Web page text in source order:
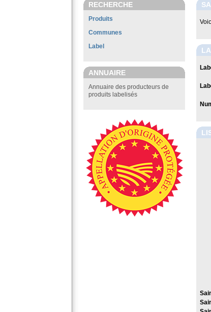
RECHERCHE
Produits
Communes
Label
ANNUAIRE
Annuaire des producteurs de
produits labelisés